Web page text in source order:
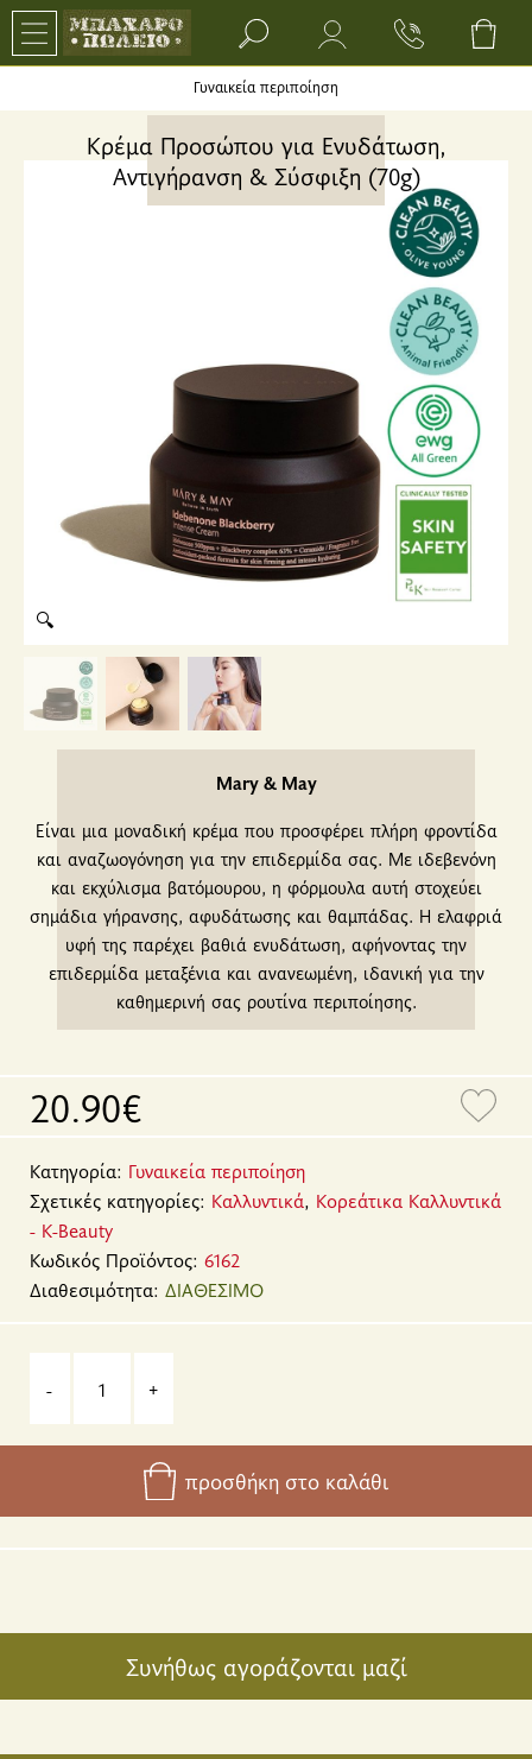
Search bar input field
Γυναικεία περιποίηση
Κρέμα Προσώπου για Ενυδάτωση,
Αντιγήρανση & Σύσφιξη (70g)
🔍
Mary & May
Είναι μια μοναδική κρέμα που προσφέρει πλήρη φροντίδα
και αναζωογόνηση για την επιδερμίδα σας. Με ιδεβενόνη
και εκχύλισμα βατόμουρου, η φόρμουλα αυτή στοχεύει
σημάδια γήρανσης, αφυδάτωσης και θαμπάδας. Η ελαφριά
υφή της παρέχει βαθιά ενυδάτωση, αφήνοντας την
επιδερμίδα μεταξένια και ανανεωμένη, ιδανική για την
καθημερινή σας ρουτίνα περιποίησης.
20.90€
Κατηγορία: Γυναικεία περιποίηση
Σχετικές κατηγορίες: Καλλυντικά, Κορεάτικα Καλλυντικά
- K-Beauty
Κωδικός Προϊόντος: 6162
Διαθεσιμότητα: ΔΙΑΘΕΣΙΜΟ
- +
προσθήκη στο καλάθι
Συνήθως αγοράζονται μαζί